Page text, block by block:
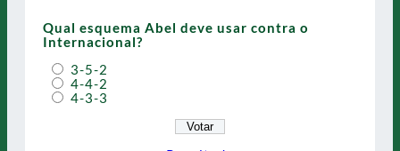
Qual esquema Abel deve usar contra o
Internacional?
3-5-2
4-4-2
4-3-3